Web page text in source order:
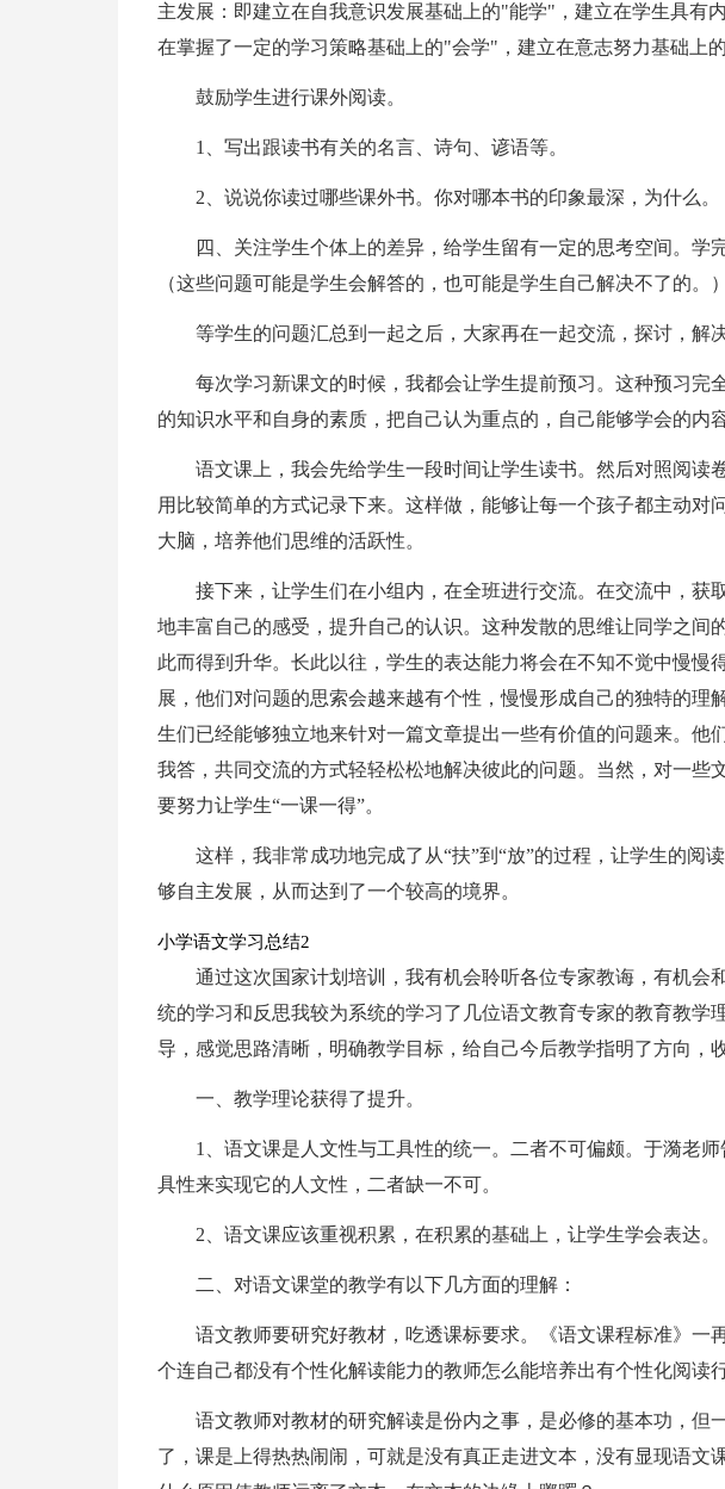
主发展：即建立在自我意识发展基础上的"能学"，建立在学生具有
在掌握了一定的学习策略基础上的"会学"，建立在意志努力基础上
鼓励学生进行课外阅读。
1、写出跟读书有关的名言、诗句、谚语等。
2、说说你读过哪些课外书。你对哪本书的印象最深，为什么。
四、关注学生个体上的差异，给学生留有一定的思考空间。学
（这些问题可能是学生会解答的，也可能是学生自己解决不了的。）
等学生的问题汇总到一起之后，大家再在一起交流，探讨，解决
每次学习新课文的时候，我都会让学生提前预习。这种预习完
的知识水平和自身的素质，把自己认为重点的，自己能够学会的内
语文课上，我会先给学生一段时间让学生读书。然后对照阅读
用比较简单的方式记录下来。这样做，能够让每一个孩子都主动对
大脑，培养他们思维的活跃性。
接下来，让学生们在小组内，在全班进行交流。在交流中，获
地丰富自己的感受，提升自己的认识。这种发散的思维让同学之间
此而得到升华。长此以往，学生的表达能力将会在不知不觉中慢慢
展，他们对问题的思索会越来越有个性，慢慢形成自己的独特的理
生们已经能够独立地来针对一篇文章提出一些有价值的问题来。他
我答，共同交流的方式轻轻松松地解决彼此的问题。当然，对一些
要努力让学生“一课一得”。
这样，我非常成功地完成了从“扶”到“放”的过程，让学生的阅
够自主发展，从而达到了一个较高的境界。
小学语文学习总结2
通过这次国家计划培训，我有机会聆听各位专家教诲，有机会
统的学习和反思我较为系统的学习了几位语文教育专家的教育教学
导，感觉思路清晰，明确教学目标，给自己今后教学指明了方向，
一、教学理论获得了提升。
1、语文课是人文性与工具性的统一。二者不可偏颇。于漪老
具性来实现它的人文性，二者缺一不可。
2、语文课应该重视积累，在积累的基础上，让学生学会表达。
二、对语文课堂的教学有以下几方面的理解：
语文教师要研究好教材，吃透课标要求。《语文课程标准》一
个连自己都没有个性化解读能力的教师怎么能培养出有个性化阅读
语文教师对教材的研究解读是份内之事，是必修的基本功，但
了，课是上得热热闹闹，可就是没有真正走进文本，没有显现语文